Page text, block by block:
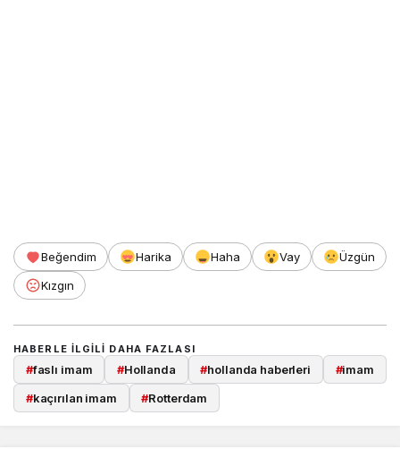
Beğendim Harika Haha Vay
Üzgün
Kızgın
HABERLE ILGILI DAHA FAZLASI
#faslı imam #Hollanda #hollanda haberleri #imam
#kaçırılan imam #Rotterdam